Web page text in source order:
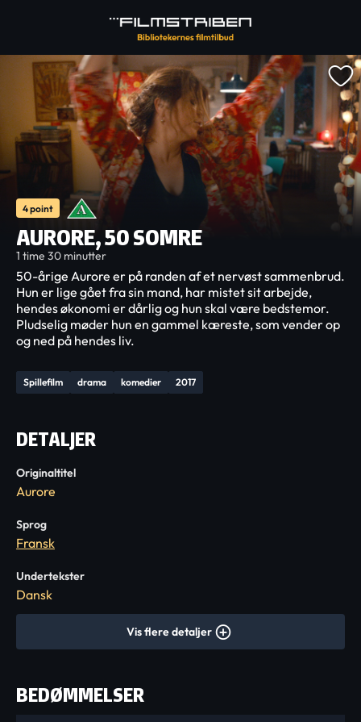
4 point
AURORE, 50 SOMRE
1 time 30 minutter
Spillefilm drama komedier 2017
50-årige Aurore er på randen af et nervøst sammenbrud.
Hun er lige gået fra sin mand, har mistet sit arbejde,
hendes økonomi er dårlig og hun skal være bedstemor.
Pludselig møder hun en gammel kæreste, som vender op
og ned på hendes liv.
DETALJER
Originaltitel
Aurore
Sprog
Fransk
Undertekster
Dansk
Vis flere detaljer
BEDØMMELSER